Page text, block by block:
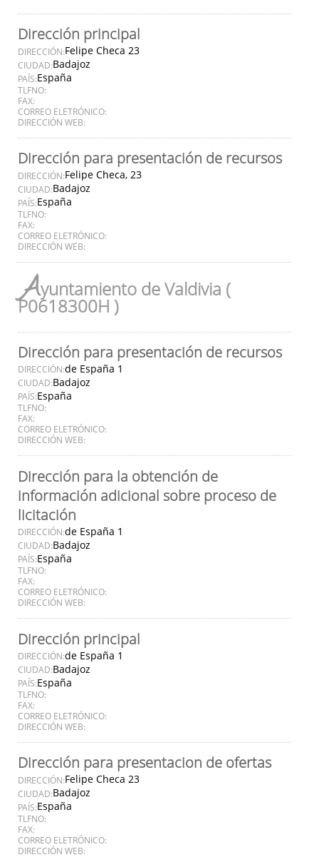
Dirección principal
DIRECCIÓN:Felipe Checa 23
CIUDAD:Badajoz
PAÍS:España
TLFNO:
FAX:
CORREO ELETRÓNICO:
DIRECCIÓN WEB:
Dirección para presentación de recursos
DIRECCIÓN:Felipe Checa, 23
CIUDAD:Badajoz
PAÍS:España
TLFNO:
FAX:
CORREO ELETRÓNICO:
DIRECCIÓN WEB:
Ayuntamiento de Valdivia (
P0618300H )
Dirección para presentación de recursos
DIRECCIÓN:de España 1
CIUDAD:Badajoz
PAÍS:España
TLFNO:
FAX:
CORREO ELETRÓNICO:
DIRECCIÓN WEB:
Dirección para la obtención de
información adicional sobre proceso de
licitación
DIRECCIÓN:de España 1
CIUDAD:Badajoz
PAÍS:España
TLFNO:
FAX:
CORREO ELETRÓNICO:
DIRECCIÓN WEB:
Dirección principal
DIRECCIÓN:de España 1
CIUDAD:Badajoz
PAÍS:España
TLFNO:
FAX:
CORREO ELETRÓNICO:
DIRECCIÓN WEB:
Dirección para presentacion de ofertas
DIRECCIÓN:Felipe Checa 23
CIUDAD:Badajoz
PAÍS:España
TLFNO:
FAX:
CORREO ELETRÓNICO:
DIRECCIÓN WEB: